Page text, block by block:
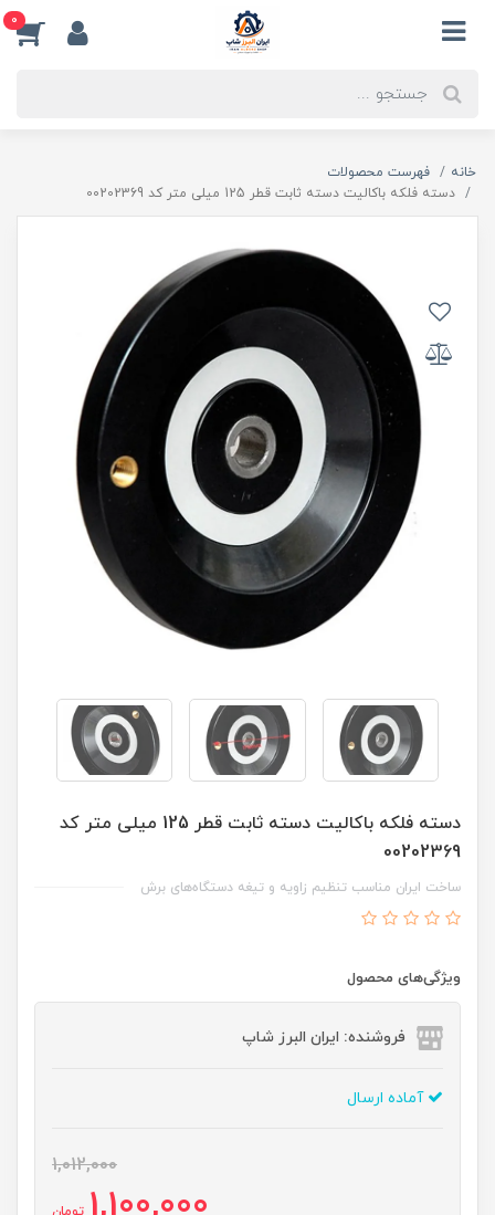
0
خانه
فهرست محصولات
دسته فلکه باکالیت دسته ثابت قطر 125 میلی متر کد 00202369
دسته فلکه باکالیت دسته ثابت قطر 125 میلی متر کد
00202369
ساخت ایران مناسب تنظیم زاویه و تیغه دستگاه‌های برش
ویژگی‌های محصول
فروشنده: ایران البرز شاپ
آماده ارسال
1,012,000
تومان